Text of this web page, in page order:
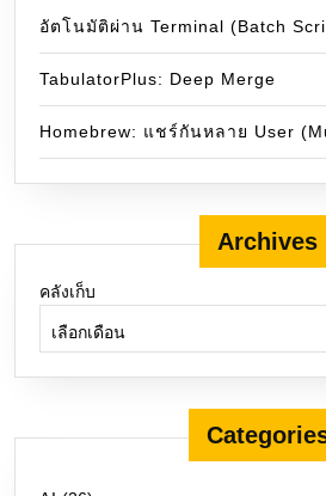
อัตโนมัติผ่าน Terminal (Batch
TabulatorPlus: Deep Merge
Homebrew: แชร์กันหลาย User
Archives
คลังเก็บ